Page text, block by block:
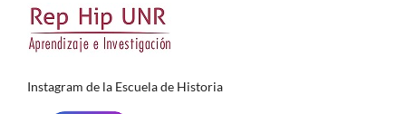
Instagram de la Escuela de Historia